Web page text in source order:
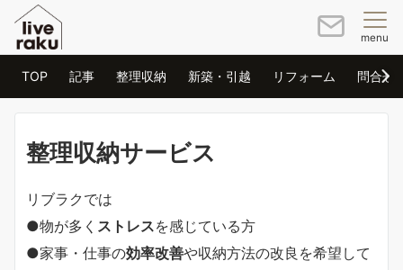
menu
TOP 記事 整理収納 新築・引越 リフォーム 問合せ
整理収納サービス
リブラクでは
●物が多く ストレスを感じている方
●家事・仕事の効率改善や収納方法の改良を希望して